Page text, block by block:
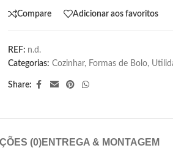
Compare Adicionar aos favoritos
REF: n.d.
Categorias: Cozinhar, Formas de Bolo,
Share:
(0)ENTREGA & MONTAGEM